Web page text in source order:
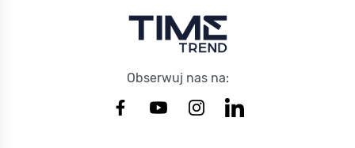
Obserwuj nas na: